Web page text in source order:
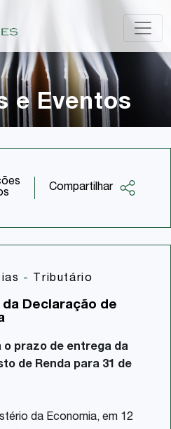
e Eventos
Compartilhar
Twitter
- Tributário
Declaração de
o prazo de entrega da
de Renda para 31 de
da Economia, em 12